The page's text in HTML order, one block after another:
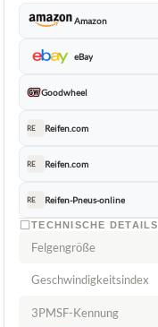
Amazon
eBay
Goodwheel
RE Reifen.com
RE Reifen.com
RE Reifen-Pneus-online
TECHNISCHE DETAILS
Felgengröße
Geschwindigkeitsindex
3PMSF-Kennung